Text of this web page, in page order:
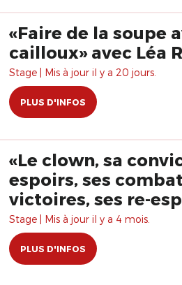
«Faire de la soupe
cailloux» avec Léa
Stage | Mis à jour il y a 20 jours.
PLUS D'INFOS
«Le clown, sa
espoirs, ses
victoires, ses re-
ratés, ses re-
ratés, ses
ses faux ratés, ses
Stage | Mis à jour il y a 4 mois.
PLUS D'INFOS